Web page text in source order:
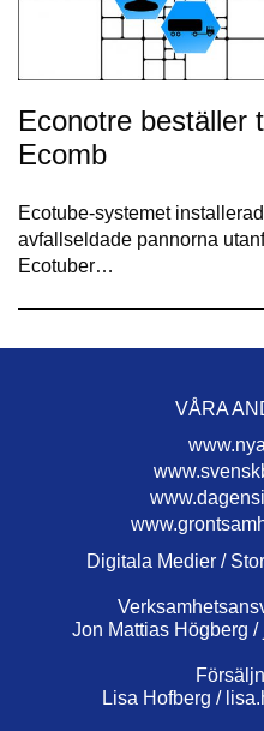
Econotre beställer
Ecomb
Ecotube-systemet
avfallseldade pannorna
Ecotuber…
VÅRA
Digitala Medier /
Jon Mattias Högberg /
Lisa Hofberg /